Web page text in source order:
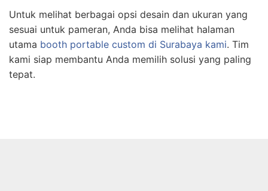
Untuk melihat berbagai opsi desain dan ukuran yang
sesuai untuk pameran, Anda bisa melihat halaman
utama booth portable custom di Surabaya kami. Tim
kami siap membantu Anda memilih solusi yang paling
tepat.